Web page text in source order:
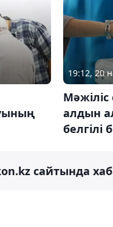
19:12, 20
алдын
белгілі
сайтында